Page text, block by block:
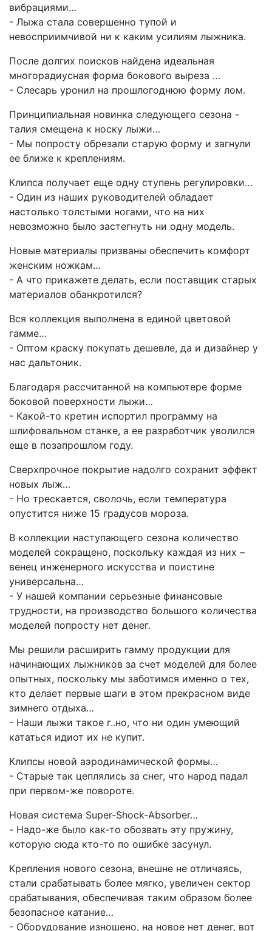
вибрациями…
- Лыжа стала совершенно тупой и
невоcприимчивой ни к каким усилиям лыжника.
После долгих поисков найдена идеальная
многорадиусная форма бокового выреза …
- Слесарь уронил на прошлогоднюю форму лом.
Принципиальная новинка следующего сезона -
талия смещена к носку лыжи…
- Мы попросту обрезали старую форму и загнули
ее ближе к креплениям.
Клипса получает еще одну ступень регулировки…
- Один из наших руководителей обладает
настолько толстыми ногами, что на них
невозможно было застегнуть ни одну модель.
Новые материалы призваны обеспечить комфорт
женским ножкам…
- А что прикажете делать, если поставщик старых
материалов обанкротился?
Вся коллекция выполнена в единой цветовой
гамме…
- Оптом краску покупать дешевле, да и дизайнер у
нас дальтоник.
Благодаря рассчитанной на компьютере форме
боковой поверхности лыжи…
- Какой-то кретин испортил программу на
шлифовальном станке, а ее разработчик уволился
еще в позапрошлом году.
Сверхпрочное покрытие надолго сохранит эффект
новых лыж…
- Но трескается, сволочь, если температура
опустится ниже 15 градусов мороза.
В коллекции наступающего сезона количество
моделей сокращено, поскольку каждая из них –
венец инженерного искусства и поистине
универсальна…
- У нашей компании серьезные финансовые
трудности, на производство большого количества
моделей попросту нет денег.
Мы решили расширить гамму продукции для
начинающих лыжников за счет моделей для более
опытных, поскольку мы заботимся именно о тех,
кто делает первые шаги в этом прекрасном виде
зимнего отдыха…
- Наши лыжи такое г..но, что ни один умеющий
кататься идиот их не купит.
Клипсы новой аэродинамической формы…
- Старые так цеплялись за снег, что народ падал
при первом-же повороте.
Новая система Super-Shock-Absorber…
- Надо-же было как-то обозвать эту пружину,
которую сюда кто-то по ошибке засунул.
Крепления нового сезона, внешне не отличаясь,
стали срабатывать более мягко, увеличен сектор
срабатывания, обеспечивая таким образом более
безопасное катание…
- Оборудование изношено, на новое нет денег, вот